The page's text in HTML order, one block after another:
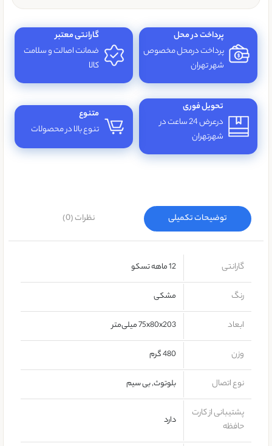
پرداخت در محل
پرداخت درمحل مخصوص
شهر تهران
گارانتی معتبر
ضمانت اصالت و سلامت
کالا
تحویل فوری
درعرض 24 ساعت در
شهرتهران
متنوع
تنوع بالا در محصولات
توضیحات تکمیلی نظرات (0)
گارانتی 12 ماهه تسکو
رنگ مشکی
ابعاد 75x80x203 میلی‌متر
وزن 480 گرم
نوع اتصال بلوتوث, بی سیم
پشتیبانی از کارت
حافظه
دارد